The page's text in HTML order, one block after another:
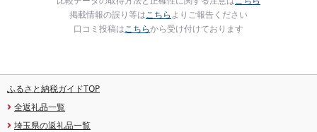
掲載情報の誤り等はこちらよりご報告ください
口コミ投稿はこちらから受け付けております
ふるさと納税ガイドTOP
全返礼品一覧
埼玉県の返礼品一覧